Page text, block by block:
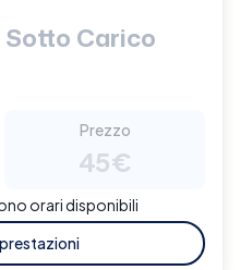
Carico
Prezzo
45€
orari disponibili